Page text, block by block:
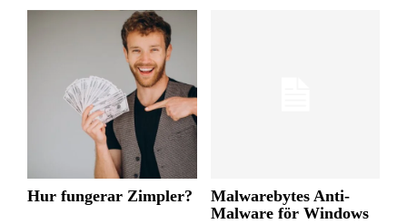
Hur fungerar Zimpler?
Malwarebytes Anti-
Malware för Windows